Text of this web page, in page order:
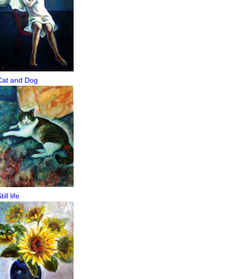
and Dog
life